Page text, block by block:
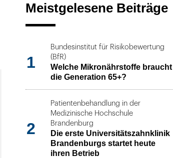
Meistgelesene Beiträge
1
Bundesinstitut für Risikobewertung
(BfR)
Welche Mikronährstoffe braucht
die Generation 65+?
2
Patientenbehandlung in der
Medizinische Hochschule
Brandenburg
Die erste Universitätszahnklinik
Brandenburgs startet heute
ihren Betrieb